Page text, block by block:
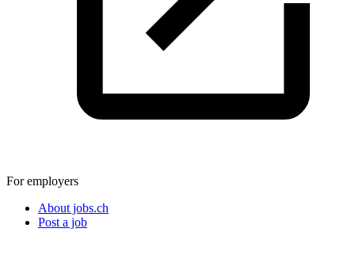
For employers
About jobs.ch
Post a job